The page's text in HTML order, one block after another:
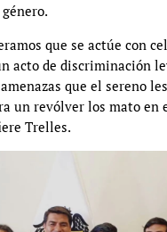
que se actúe con
acto de discriminación
que el sereno
un revólver los mato en
Trelles.